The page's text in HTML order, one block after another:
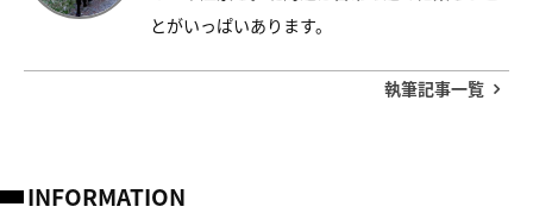
ライターのおすすめ
味と空気に触れられるのが魅力です。